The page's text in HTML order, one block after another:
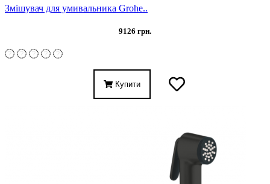
Змішувач для умивальника Grohe..
9126 грн.
Купити